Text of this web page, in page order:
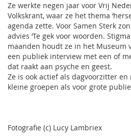
Ze werkte negen jaar voor Vrij
Volkskrant, waar ze het thema
agenda zette. Voor Samen Sterk
advies ‘Te gek voor woorden.
maanden houdt ze in het Museum
een publiek interview met een of
dat raakt aan psyche en geest.
Ze is ook actief als dagvoorzitter
kleine groepen als voor grote
Fotografie (c) Lucy Lambriex